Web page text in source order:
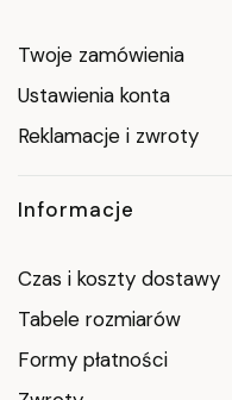
Twoje zamówienia
Ustawienia konta
Reklamacje i zwroty
Informacje
Czas i koszty dostawy
Tabele rozmiarów
Formy płatności